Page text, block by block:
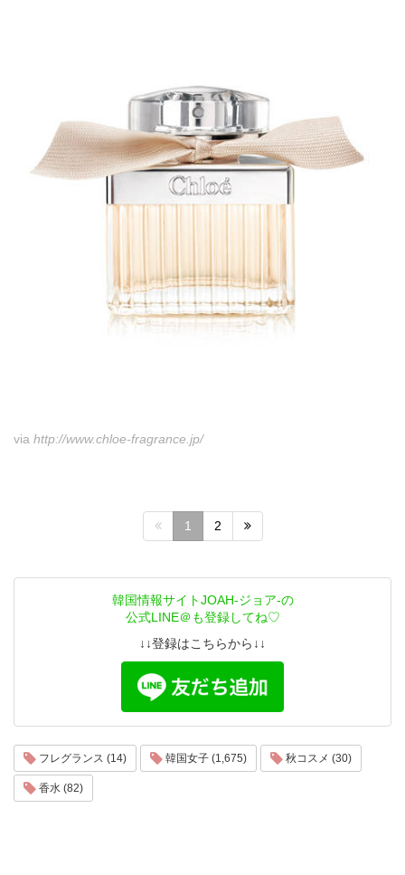
via http://www.chloe-fragrance.jp/
1 2
韓国情報サイトJOAH-ジョア-の
公式LINE＠も登録してね♡
↓↓登録はこちらから↓↓
フレグランス (14) 韓国女子 (1,675) 秋コスメ (30)
香水 (82)